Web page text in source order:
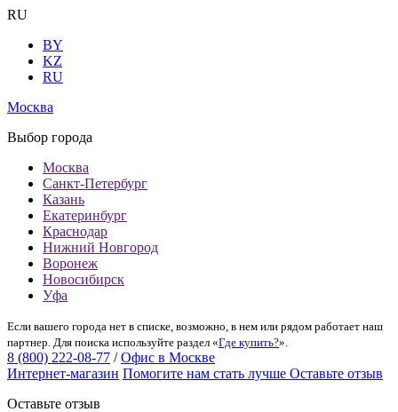
RU
BY
KZ
RU
Москва
Выбор города
Москва
Санкт-Петербург
Казань
Екатеринбург
Краснодар
Нижний Новгород
Воронеж
Новосибирск
Уфа
Если вашего города нет в списке, возможно, в нем или рядом работает наш
партнер. Для поиска используйте раздел «Где купить?».
8 (800) 222-08-77 / Офис в Москве
Интернет-магазин Помогите нам стать лучше Оставьте отзыв
Оставьте отзыв